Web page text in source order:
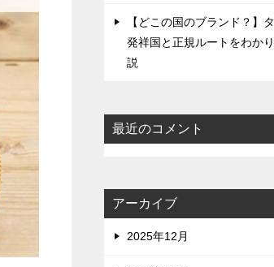
【どこの国のブランド？】
発祥国と正規ルートをわか
説
最近のコメント
アーカイブ
2025年12月